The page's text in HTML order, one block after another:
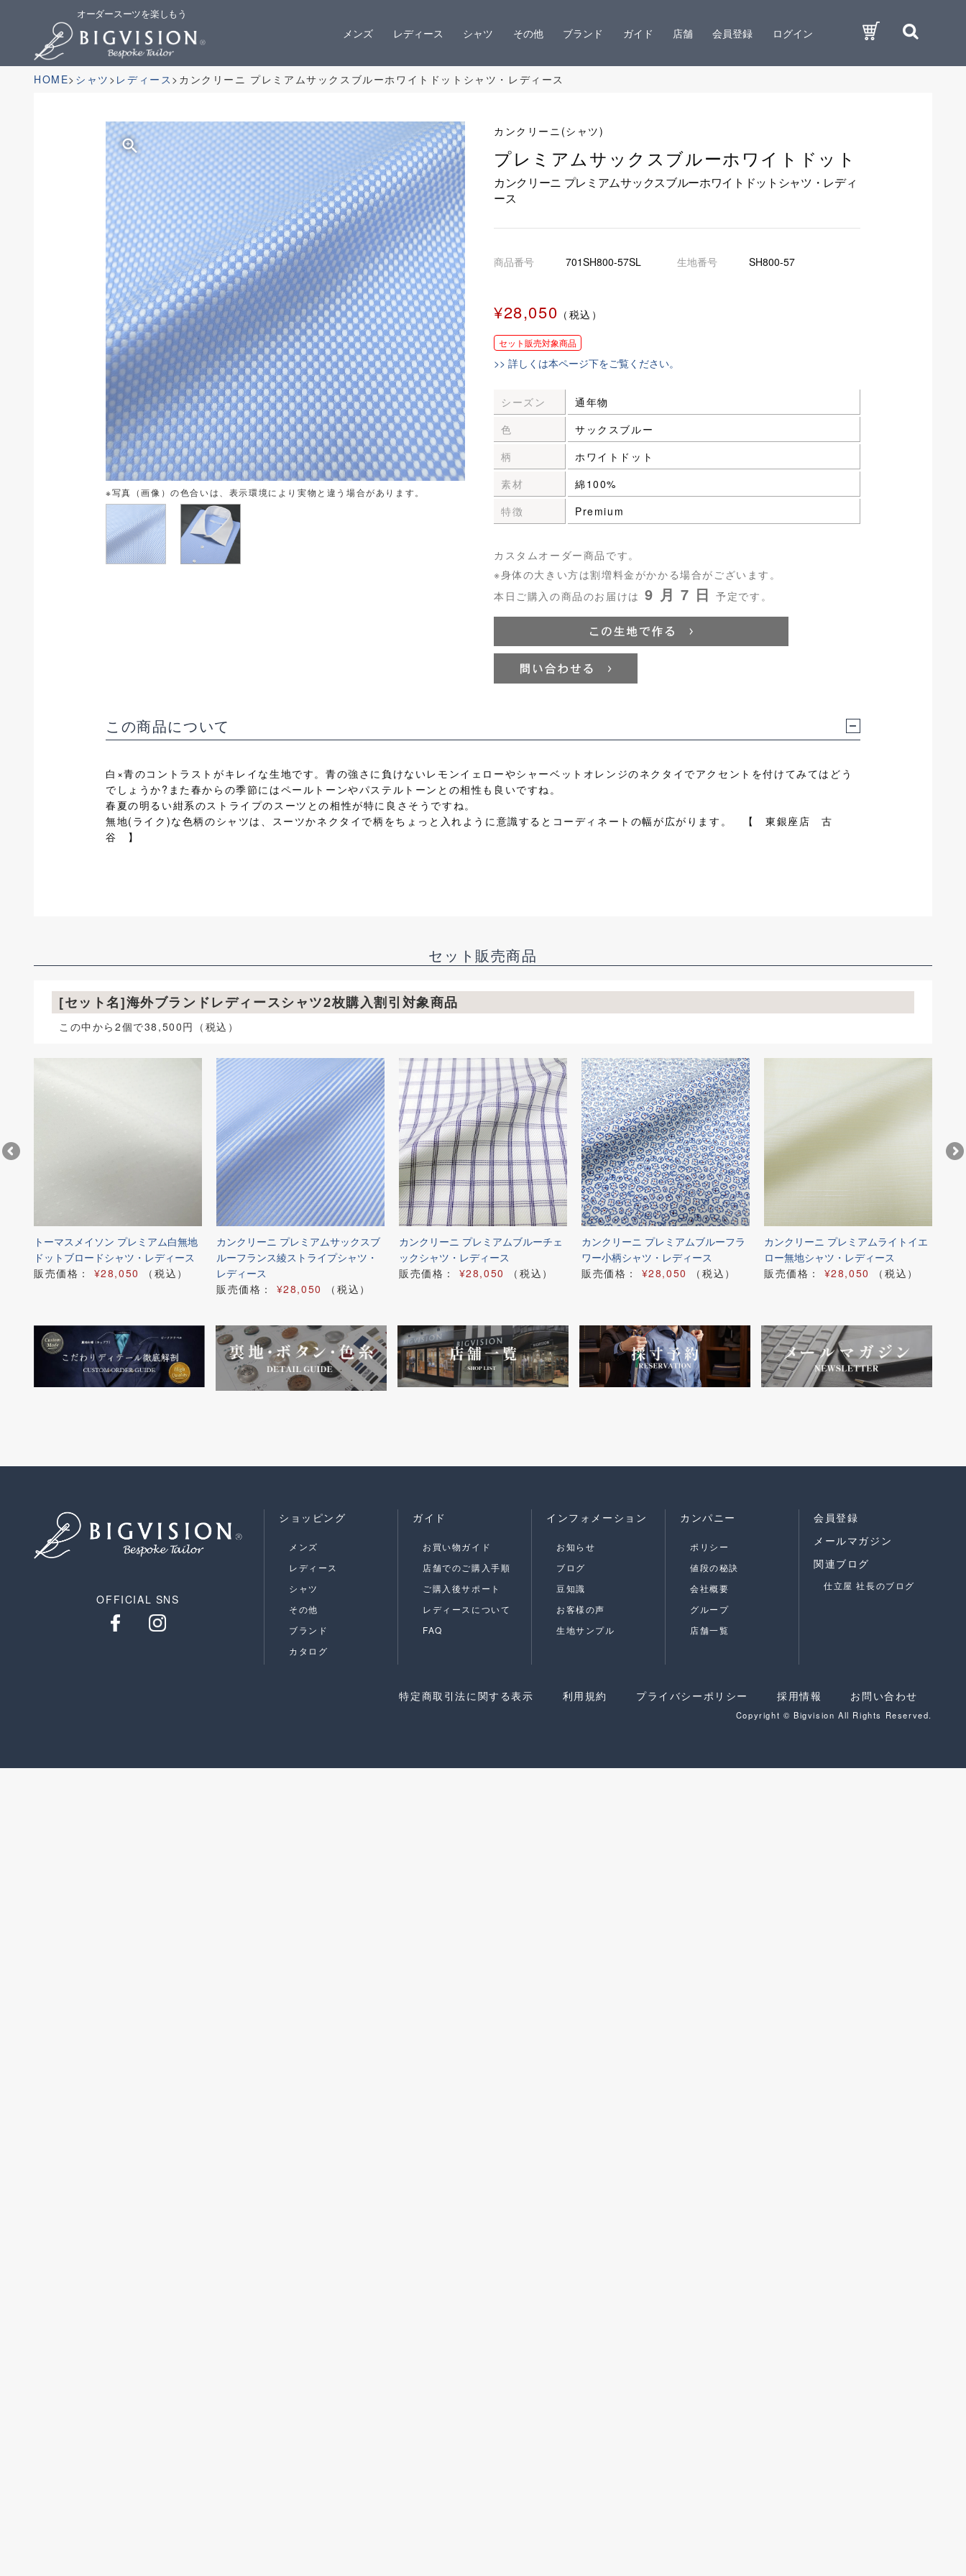
オーダースーツを楽しもう
メンズ レディース シャツ その他 ブランド ガイド 店舗 会員登録 ログイン
HOME シャツ レディース カンクリーニ プレミアムサックスブルーホワイトドットシャツ・レディース
zoom_in
※写真（画像）の色合いは、表示環境により実物と違う場合があります。
カンクリーニ(シャツ)
プレミアムサックスブルーホワイトドット
カンクリーニ プレミアムサックスブルーホワイトドットシャツ・レディ
ース
商品番号 701SH800-57SL 生地番号 SH800-57
¥28,050 （税込）
セット販売対象商品
>> 詳しくは本ページ下をご覧ください。
シーズン
通年物
色
サックスブルー
柄
ホワイトドット
素材
綿100%
特徴
Premium
カスタムオーダー商品です。
※身体の大きい方は割増料金がかかる場合がございます。
本日ご購入の商品のお届けは 9 月 7 日予定です。
この商品について
白×青のコントラストがキレイな生地です。青の強さに負けないレモンイェローやシャーベットオレンジのネクタイでアクセントを付けてみてはどう
でしょうか?また春からの季節にはペールトーンやパステルトーンとの相性も良いですね。
春夏の明るい紺系のストライプのスーツとの相性が特に良さそうですね。
無地(ライク)な色柄のシャツは、スーツかネクタイで柄をちょっと入れように意識するとコーディネートの幅が広がります。 【 東銀座店 古
谷 】
セット販売商品
[セット名]海外ブランドレディースシャツ2枚購入割引対象商品
この中から2個で38,500円（税込）
トーマスメイソン プレミアム白無地
ドットブロードシャツ・レディース
販売価格： ¥28,050 （税込）
カンクリーニ プレミアムサックスブ
ルーフランス綾ストライプシャツ・
レディース
販売価格： ¥28,050 （税込）
カンクリーニ プレミアムブルーチェ
ックシャツ・レディース
販売価格： ¥28,050 （税込）
カンクリーニ プレミアムブルーフラ
ワー小柄シャツ・レディース
販売価格： ¥28,050 （税込）
カンクリーニ プレミアムライトイエ
ロー無地シャツ・レディース
販売価格： ¥28,050 （税込）
OFFICIAL SNS
ショッピング
メンズ
レディース
シャツ
その他
ブランド
カタログ
ガイド
お買い物ガイド
店舗でのご購入手順
ご購入後サポート
レディースについて
FAQ
インフォメーション
お知らせ
ブログ
豆知識
お客様の声
生地サンプル
カンパニー
ポリシー
値段の秘訣
会社概要
グループ
店舗一覧
会員登録
メールマガジン
関連ブログ
仕立屋 社長のブログ
特定商取引法に関する表示 利用規約 プライバシーポリシー 採用情報 お問い合わせ
Copyright © Bigvision All Rights Reserved.